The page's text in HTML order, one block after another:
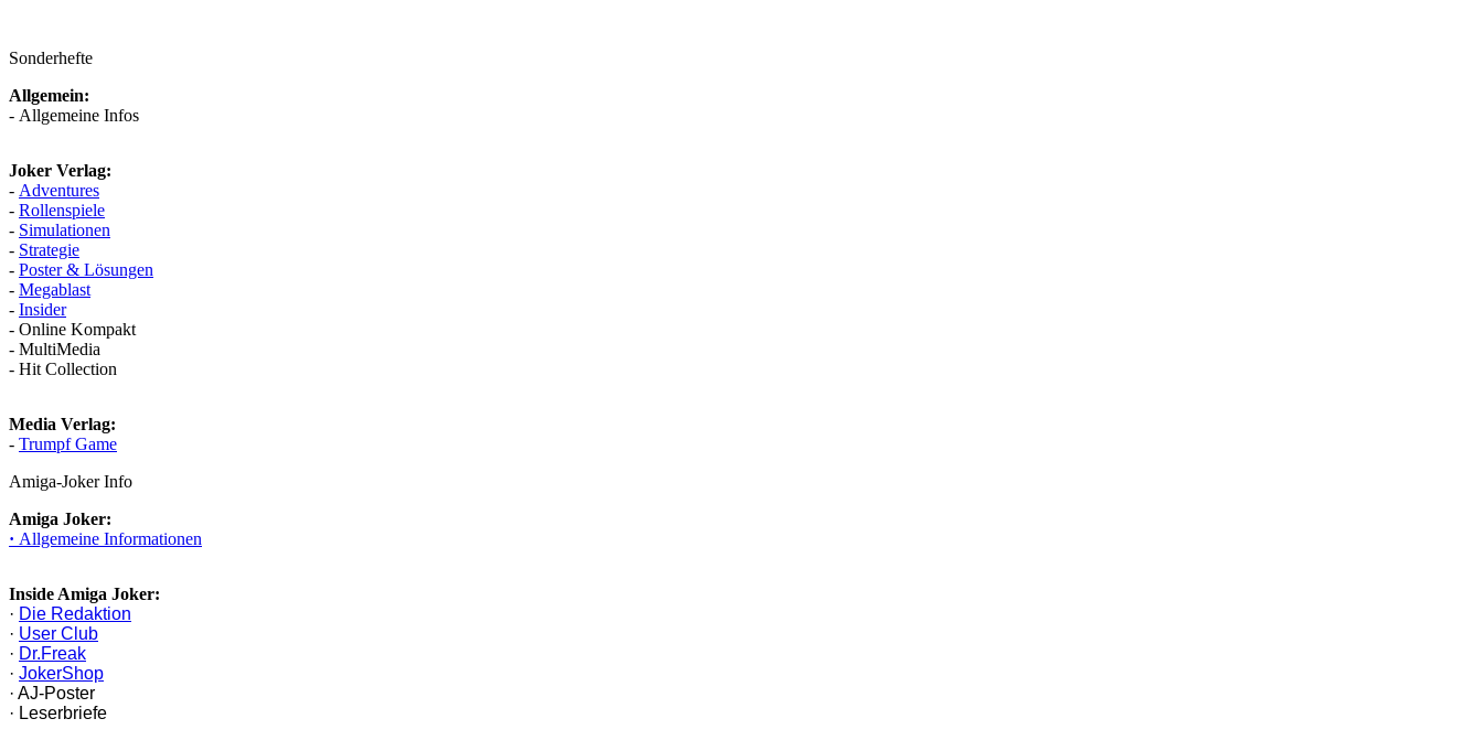
Sonderhefte
Allgemein:
- Allgemeine Infos
Joker Verlag:
- Adventures
- Rollenspiele
- Simulationen
- Strategie
- Poster & Lösungen
- Megablast
- Insider
- Online Kompakt
- MultiMedia
- Hit Collection
Media Verlag:
- Trumpf Game
Amiga-Joker Info
Amiga Joker:
· Allgemeine Informationen
Inside Amiga Joker:
· Die Redaktion
· User Club
· Dr.Freak
· JokerShop
· AJ-Poster
· Leserbriefe